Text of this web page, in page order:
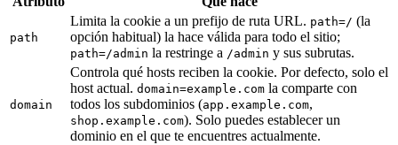
path
Limita la cookie a un prefijo de ruta URL. path=/ (la
opción habitual) la hace válida para todo el sitio;
path=/admin la restringe a /admin y sus subrutas.
domain
Controla qué hosts reciben la cookie. Por defecto, solo el
host actual. domain=example.com la comparte con
todos los subdominios (app.example.com,
shop.example.com). Solo puedes establecer un
dominio en el que te encuentres actualmente.